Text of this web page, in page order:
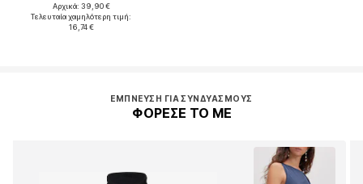
Αρχικά: 39,90 €
Τελευταία χαμηλότερη τιμή:
16,74 €
ΈΜΠΝΕΥΣΗ ΓΙΑ ΣΥΝΔΥΑΣΜΟΎΣ
ΦΟΡΕΣΕ ΤΟ ΜΕ